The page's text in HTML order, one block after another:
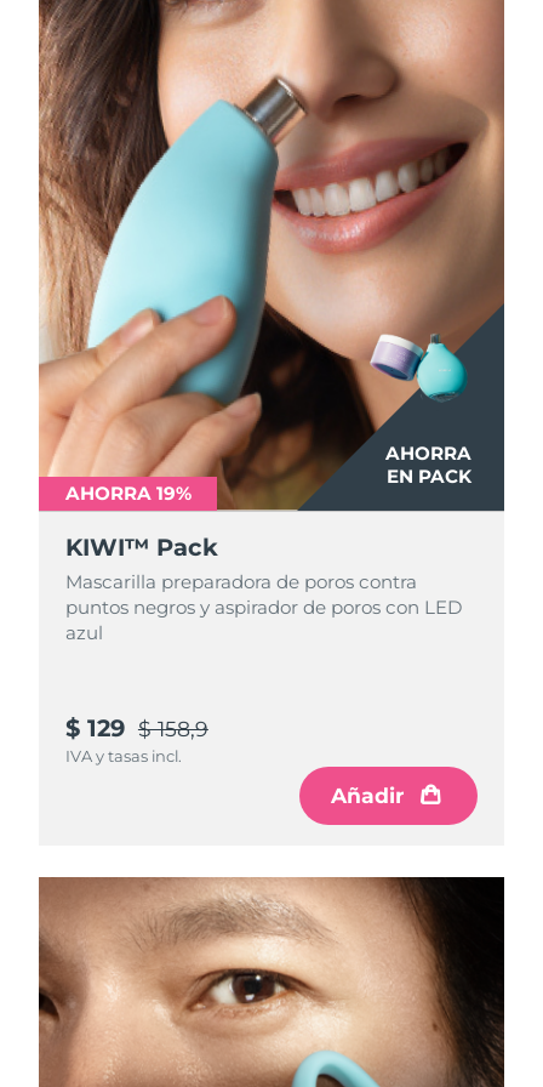
AHORRA
EN PACK
AHORRA 19%
KIWI™ Pack
Mascarilla preparadora de poros contra
puntos negros y aspirador de poros con LED
azul
$ 129 $ 158,9
IVA y tasas incl.
Añadir